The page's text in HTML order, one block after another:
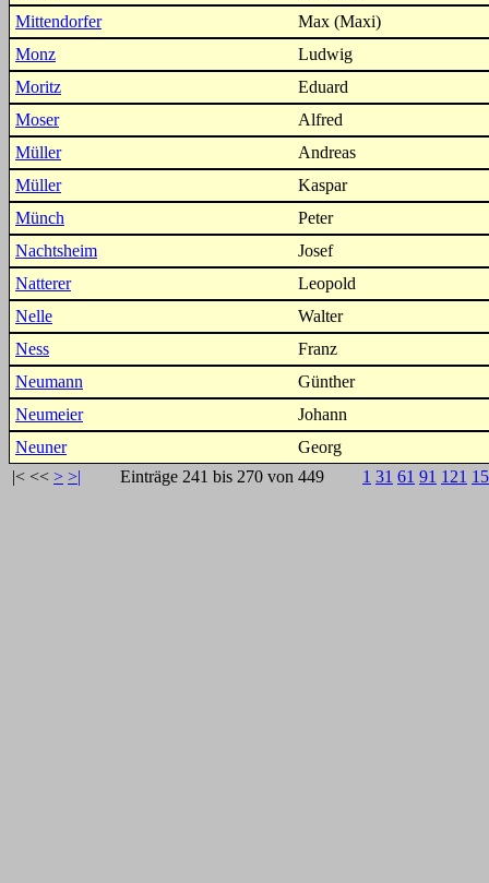
Mittendorfer
Max (Maxi)
Monz
Ludwig
Moritz
Eduard
Moser
Alfred
Müller
Andreas
Müller
Kaspar
Münch
Peter
Nachtsheim
Josef
Natterer
Leopold
Nelle
Walter
Ness
Franz
Neumann
Günther
Neumeier
Johann
Neuner
Georg
|< << > >| Einträge 241 bis 270 von 449 1 31 61 91 121